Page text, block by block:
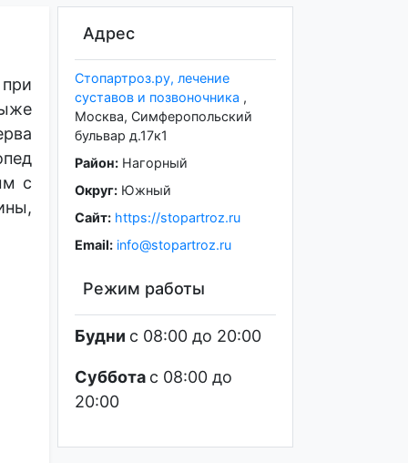
с
Адрес
Стопартроз.ру, лечение
суставов и позвоночника ,
Москва, Симферопольский
бульвар д.17к1
Район:Нагорный
Округ:Южный
Сайт: https://stopartroz.ru
Email: info@stopartroz.ru
Режим работы
Будни c 08:00 до 20:00
Суббота c 08:00 до
20:00